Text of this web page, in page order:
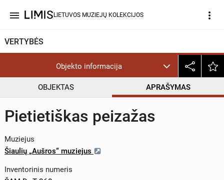
menu LIETUVOS MUZIEJŲ KOLEKCIJOS more_vert
VERTYBĖS
Objekto informacija
OBJEKTAS APRAŠYMAS
Pietietiškas peizažas
Muziejus
Šiaulių „Aušros“ muziejus
Inventorinis numeris